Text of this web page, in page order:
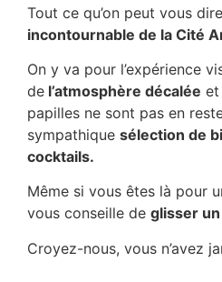
Tout ce qu’on peut vous
incontournable de la Cité
On y va pour l’expérience
de l’atmosphère décalée et
papilles ne sont pas en
sympathique sélection de
cocktails.
Même si vous êtes là pour
vous conseille de glisser
Croyez-nous, vous n’avez